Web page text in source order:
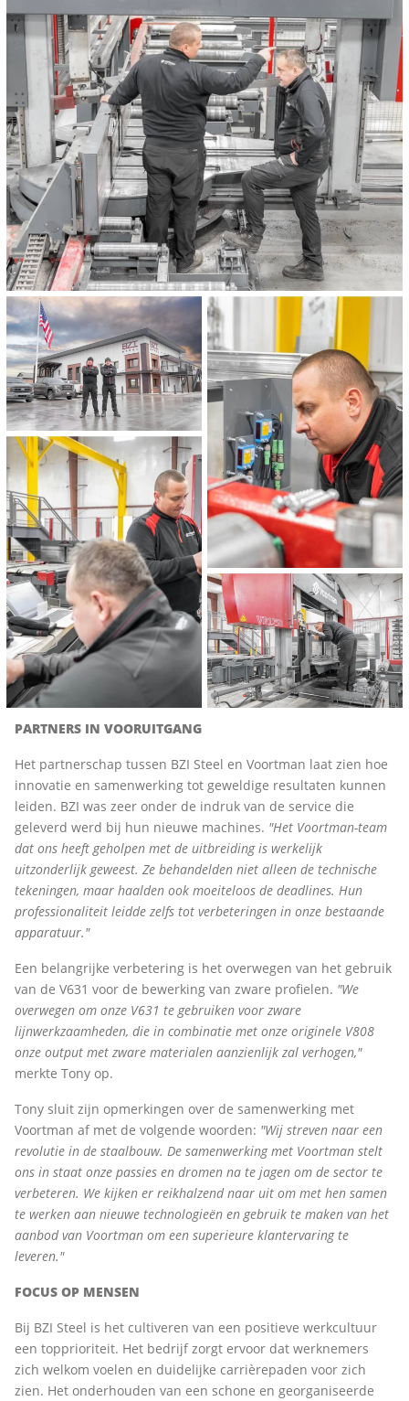
PARTNERS IN VOORUITGANG
Het partnerschap tussen BZI Steel en Voortman laat zien hoe
innovatie en samenwerking tot geweldige resultaten kunnen
leiden. BZI was zeer onder de indruk van de service die
geleverd werd bij hun nieuwe machines. "Het Voortman-team
dat ons heeft geholpen met de uitbreiding is werkelijk
uitzonderlijk geweest. Ze behandelden niet alleen de technische
tekeningen, maar haalden ook moeiteloos de deadlines. Hun
professionaliteit leidde zelfs tot verbeteringen in onze bestaande
apparatuur."
Een belangrijke verbetering is het overwegen van het gebruik
van de V631 voor de bewerking van zware profielen. "We
overwegen om onze V631 te gebruiken voor zware
lijnwerkzaamheden, die in combinatie met onze originele V808
onze output met zware materialen aanzienlijk zal verhogen,"
merkte Tony op.
Tony sluit zijn opmerkingen over de samenwerking met
Voortman af met de volgende woorden: "Wij streven naar een
revolutie in de staalbouw. De samenwerking met Voortman stelt
ons in staat onze passies en dromen na te jagen om de sector te
verbeteren. We kijken er reikhalzend naar uit om met hen samen
te werken aan nieuwe technologieën en gebruik te maken van het
aanbod van Voortman om een superieure klantervaring te
leveren."
FOCUS OP MENSEN
Bij BZI Steel is het cultiveren van een positieve werkcultuur
een topprioriteit. Het bedrijf zorgt ervoor dat werknemers
zich welkom voelen en duidelijke carrièrepaden voor zich
zien. Het onderhouden van een schone en georganiseerde